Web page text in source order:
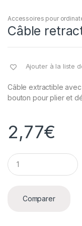
Accessoires pour
Câble
Ajouter à la liste
Câble extractible
bouton pour plier et
2,77€
Q
u
a
Comparer